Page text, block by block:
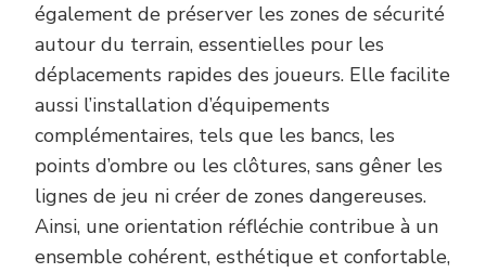
également de préserver les zones de sécurité
autour du terrain, essentielles pour les
déplacements rapides des joueurs. Elle facilite
aussi l’installation d’équipements
complémentaires, tels que les bancs, les
points d’ombre ou les clôtures, sans gêner les
lignes de jeu ni créer de zones dangereuses.
Ainsi, une orientation réfléchie contribue à un
ensemble cohérent, esthétique et confortable,